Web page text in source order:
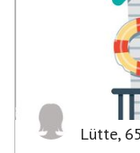
Lütte, 65